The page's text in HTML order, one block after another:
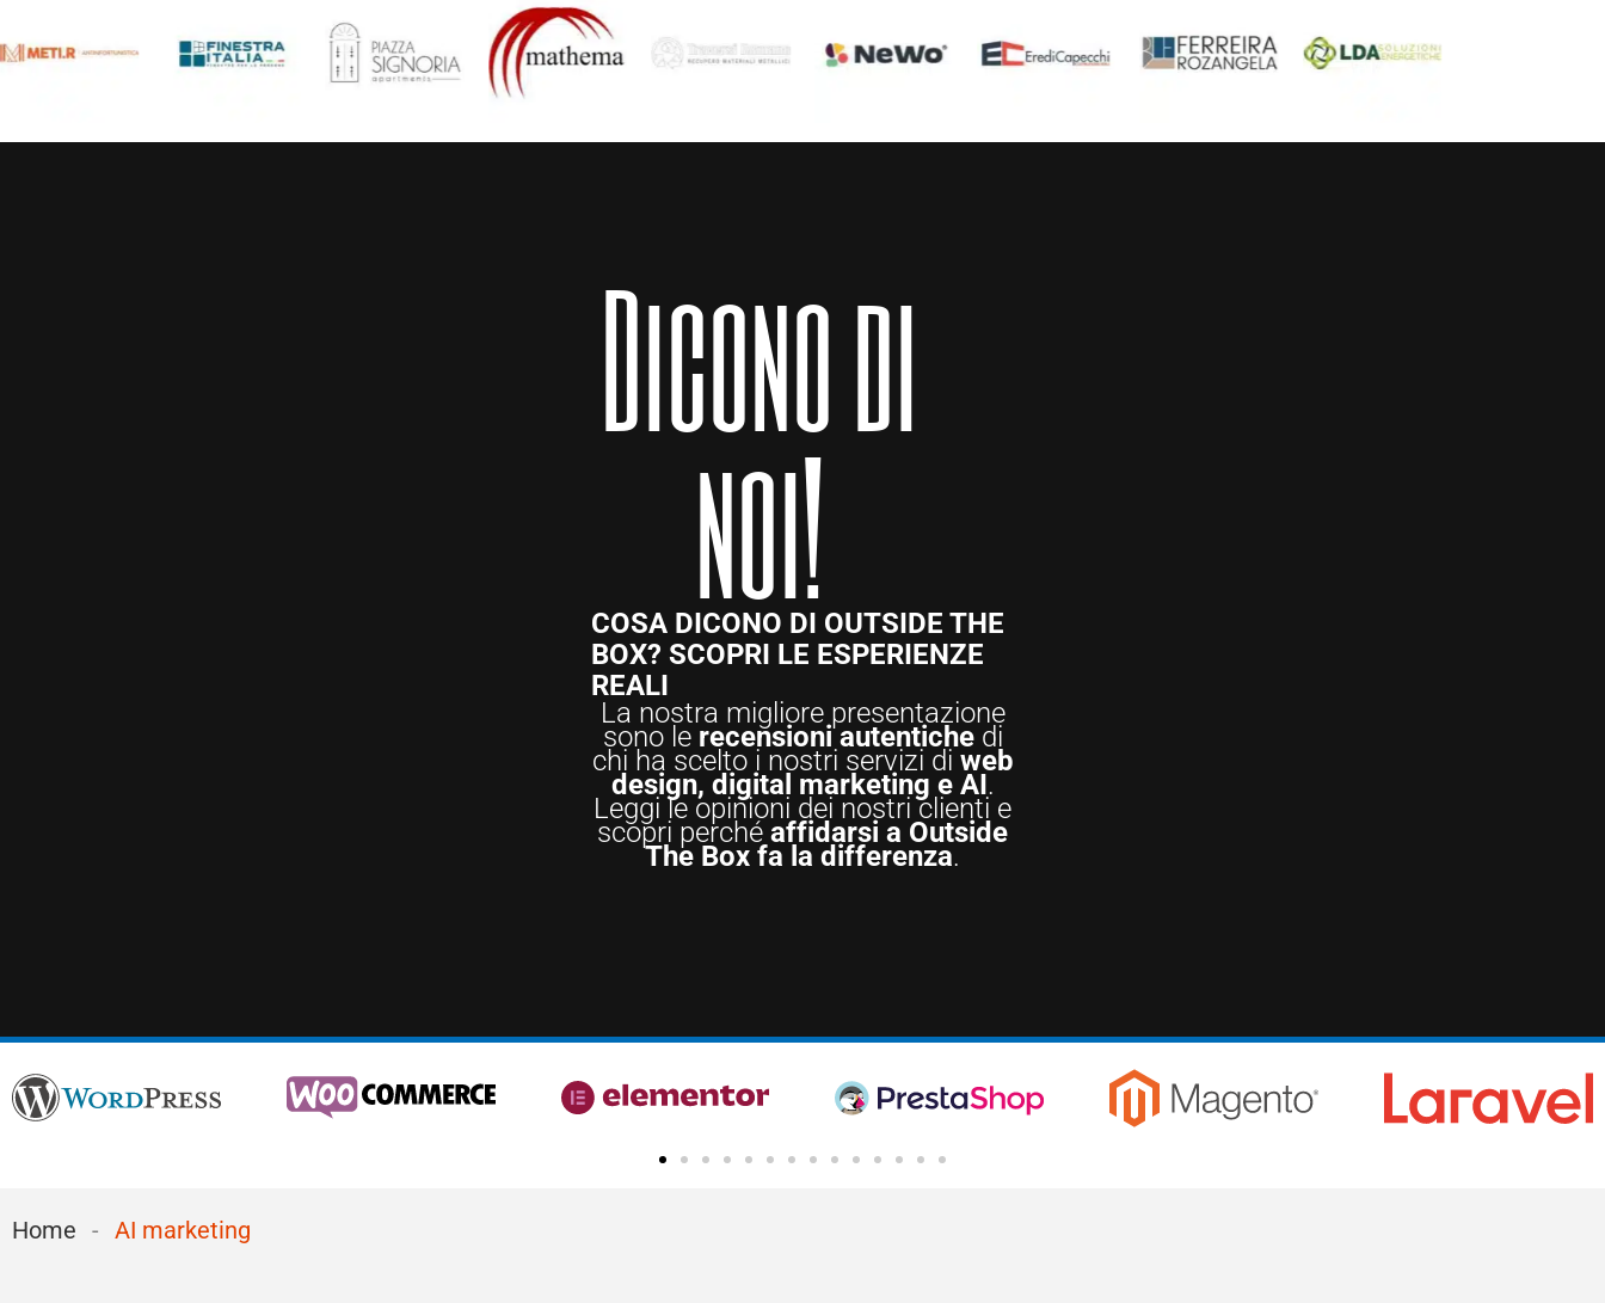
Dicono di
noi!
COSA DICONO DI OUTSIDE THE
BOX? SCOPRI LE ESPERIENZE
REALI
La nostra migliore presentazione
sono le recensioni autentichedi
chi ha scelto i nostri servizi di web
design, digital marketing e AI.
Leggi le opinioni dei nostri clienti e
scopri perché affidarsi a Outside
The Box fa la differenza.
Home - AI marketing